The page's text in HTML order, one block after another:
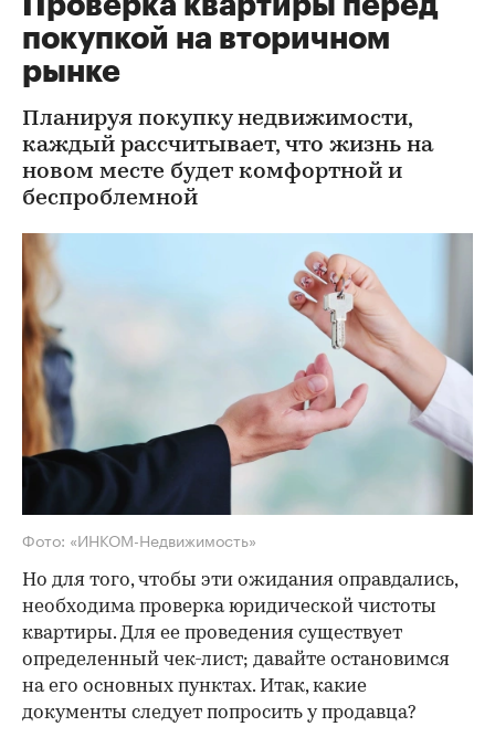
покупкой на вторичном
рынке
Планируя покупку недвижимости,
каждый рассчитывает, что жизнь на
новом месте будет комфортной и
беспроблемной
Фото: «ИНКОМ-Недвижимость»
Но для того, чтобы эти ожидания оправдались,
необходима проверка юридической чистоты
квартиры. Для ее проведения существует
определенный чек-лист; давайте остановимся
на его основных пунктах. Итак, какие
документы следует попросить у продавца?